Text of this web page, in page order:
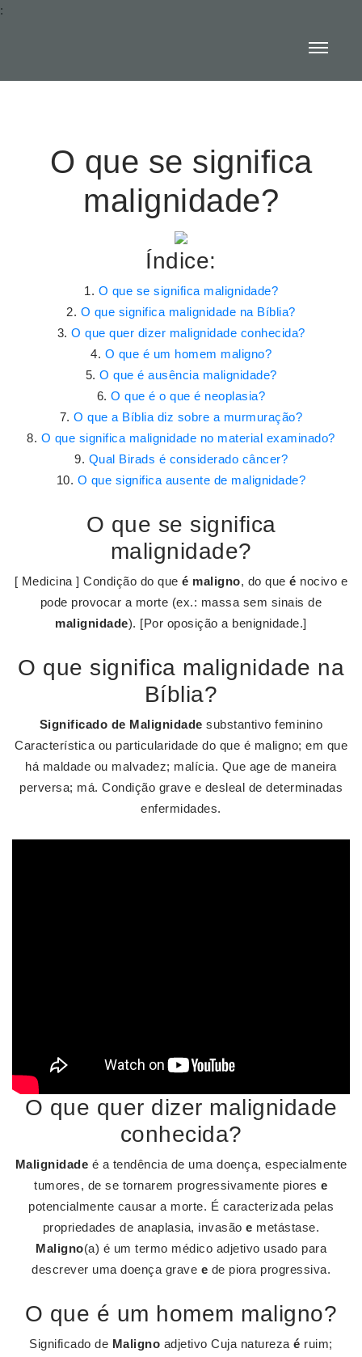
:
O que se significa
malignidade?
Índice:
O que se significa malignidade?
O que significa malignidade na Bíblia?
O que quer dizer malignidade conhecida?
O que é um homem maligno?
O que é ausência malignidade?
O que é o que é neoplasia?
O que a Bíblia diz sobre a murmuração?
O que significa malignidade no material examinado?
Qual Birads é considerado câncer?
O que significa ausente de malignidade?
O que se significa
malignidade?
[ Medicina ] Condição do queé maligno, do queé nocivo e
pode provocar a morte (ex.: massa sem sinais de
malignidade). [Por oposição a benignidade.]
O que significa malignidade na
Bíblia?
Significado de Malignidade substantivo feminino
Característica ou particularidade do que é maligno; em que
há maldade ou malvadez; malícia. Que age de maneira
perversa; má. Condição grave e desleal de determinadas
enfermidades.
O que quer dizer malignidade
conhecida?
Malignidade é a tendência de uma doença, especialmente
tumores, de se tornarem progressivamente piorese
potencialmente causar a morte. É caracterizada pelas
propriedades de anaplasia, invasãoe metástase.
Maligno(a) é um termo médico adjetivo usado para
descrever uma doença grave e de piora progressiva.
O que é um homem maligno?
Significado de Maligno adjetivo Cuja naturezaé ruim;